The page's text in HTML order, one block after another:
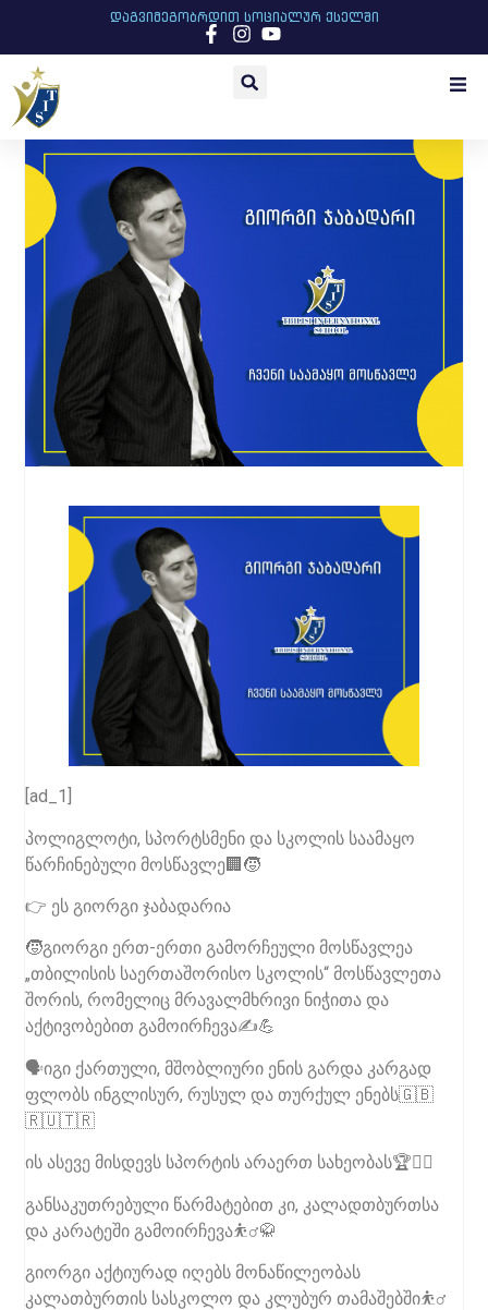
დაგვიმეგობრდით სოციალურ ქსელში
[ad_1]
პოლიგლოტი, სპორტსმენი და სკოლის საამაყო
წარჩინებული მოსწავლე🏢🧒
👉 ეს გიორგი ჯაბადარია
🧒გიორგი ერთ-ერთი გამორჩეული მოსწავლეა
„თბილისის საერთაშორისო სკოლის“ მოსწავლეთა
შორის, რომელიც მრავალმხრივი ნიჭითა და
აქტივობებით გამოირჩევა✍💪
🗣იგი ქართული, მშობლიური ენის გარდა კარგად
ფლობს ინგლისურ, რუსულ და თურქულ ენებს🇬🇧
🇷🇺🇹🇷
ის ასევე მისდევს სპორტის არაერთ სახეობას🏆🏃‍♂
განსაკუთრებული წარმატებით კი, კალადთბურთსა
და კარატეში გამოირჩევა⛹‍♂🥋
გიორგი აქტიურად იღებს მონაწილეობას
კალათბურთის სასკოლო და კლუბურ თამაშებში⛹‍♂